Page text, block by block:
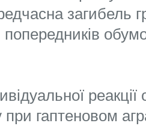
загибель
попередників
гаптеновом